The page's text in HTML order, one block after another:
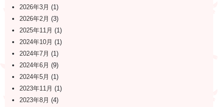
2026年3月 (1)
2026年2月 (3)
2025年11月 (1)
2024年10月 (1)
2024年7月 (1)
2024年6月 (9)
2024年5月 (1)
2023年11月 (1)
2023年8月 (4)